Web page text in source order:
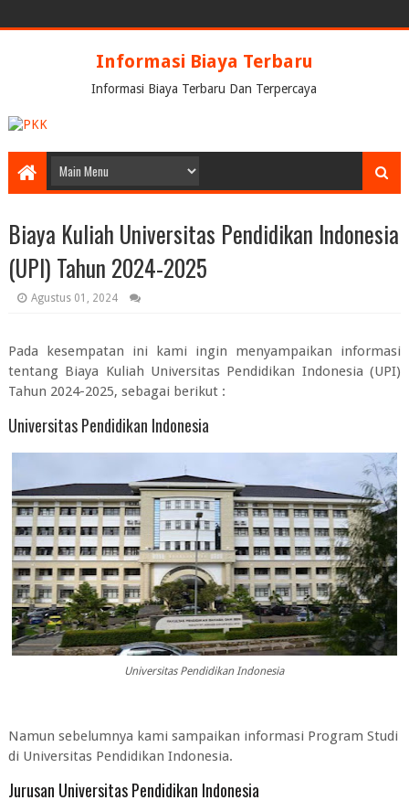
Informasi Biaya Terbaru
Informasi Biaya Terbaru Dan Terpercaya
Biaya Kuliah Universitas Pendidikan Indonesia
(UPI) Tahun 2024-2025
Agustus 01, 2024
Pada kesempatan ini kami ingin menyampaikan informasi
tentang Biaya Kuliah Universitas Pendidikan Indonesia (UPI)
Tahun 2024-2025, sebagai berikut :
Universitas Pendidikan Indonesia
Universitas Pendidikan Indonesia
Namun sebelumnya kami sampaikan informasi Program Studi
di Universitas Pendidikan Indonesia.
Jurusan Universitas Pendidikan Indonesia